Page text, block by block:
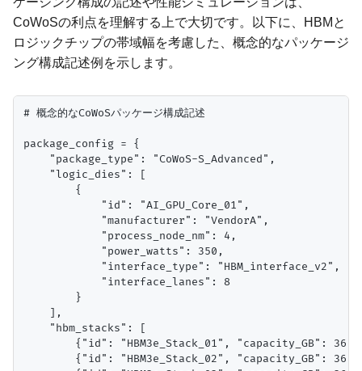
CoWoSの利点を理解する上で大切です。以下に、HBMと
ロジックチップの帯域幅を考慮した、概念的なパッケージ
ング構成記述例を示します。
# 概念的なCoWoSパッケージ構成記述
package_config = {
    "package_type": "CoWoS-S_Advanced",
    "logic_dies": [
        {
            "id": "AI_GPU_Core_01",
            "manufacturer": "VendorA",
            "process_node_nm": 4,
            "power_watts": 350,
            "interface_type": "HBM_interface_v2",
            "interface_lanes": 8
        }
    ],
    "hbm_stacks": [
{"id": "HBM3e_Stack_01", "capacity_GB":
{"id": "HBM3e_Stack_02", "capacity_GB":